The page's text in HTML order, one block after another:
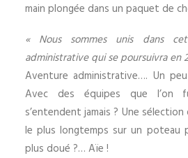
main plongée dans un paquet de
« Nous sommes unis dans
administrative qui se poursuivra en
Aventure administrative…. Un
Avec des équipes que l’on
s’entendent jamais ? Une
le plus longtemps sur un poteau
plus doué ?… Aïe !